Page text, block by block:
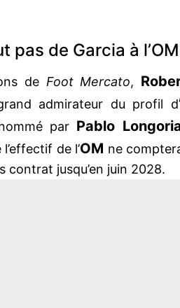
pas de Garcia à
de Foot Mercato,
admirateur du profil d
par Pablo
de l’OM ne
contrat jusqu’en juin 2028.